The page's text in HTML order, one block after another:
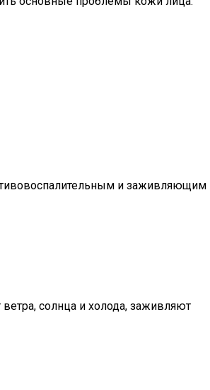
и заживляющим
солнца и холода, заживляют